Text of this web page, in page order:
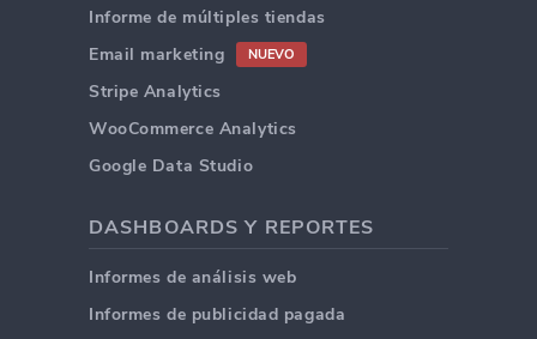
Informe de múltiples tiendas
Email marketing
NUEVO
Stripe Analytics
WooCommerce Analytics
Google Data Studio
DASHBOARDS Y REPORTES
Informes de análisis web
Informes de publicidad pagada